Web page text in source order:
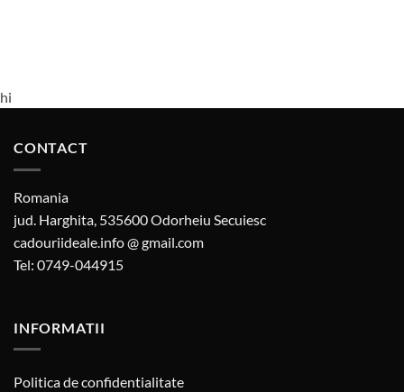
hi
CONTACT
Romania
jud. Harghita, 535600 Odorheiu Secuiesc
cadouriideale.info @ gmail.com
Tel: 0749-044915
INFORMATII
Politica de confidentialitate